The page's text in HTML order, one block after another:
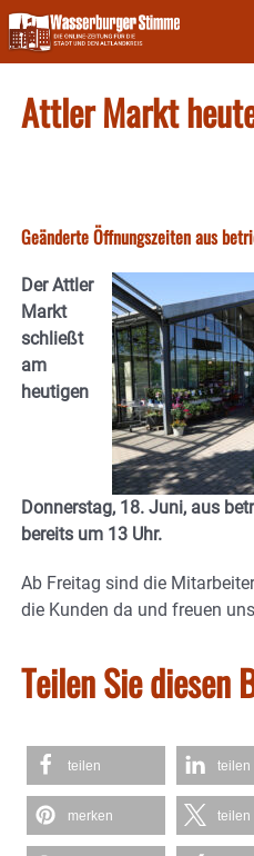
Skip
to
content
Attler Markt
Geänderte Öffnungszeiten aus
Der Attler
Markt
schließt
am
heutigen
Donnerstag, 18. Juni, aus
bereits um 13 Uhr.
Ab Freitag sind die
die Kunden da und freuen
Teilen Sie diesen
teilen teilen
merken teilen